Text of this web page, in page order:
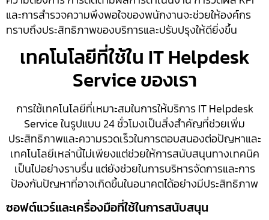
และการสำรวจความพึงพอใจของพนักงานจะช่วยให้องค์กร
ทราบถึงประสิทธิภาพของบริการและปรับปรุงให้ดียิ่งขึ้น
เทคโนโลยีที่ใช้ใน IT Helpdesk
Service ของเรา
การใช้เทคโนโลยีที่เหมาะสมในการให้บริการ IT Helpdesk
Service ในรูปแบบ 24 ชั่วโมงเป็นสิ่งสำคัญที่ช่วยเพิ่ม
ประสิทธิภาพและความรวดเร็วในการตอบสนองต่อปัญหาและ
เทคโนโลยีเหล่านี้ไม่เพียงแต่ช่วยให้การสนับสนุนทางเทคนิค
เป็นไปอย่างราบรื่น แต่ยังช่วยในการบริหารจัดการและการ
ป้องกันปัญหาที่อาจเกิดขึ้นในอนาคตได้อย่างมีประสิทธิภาพ
ซอฟต์แวร์และเครื่องมือที่ใช้ในการสนับสนุน